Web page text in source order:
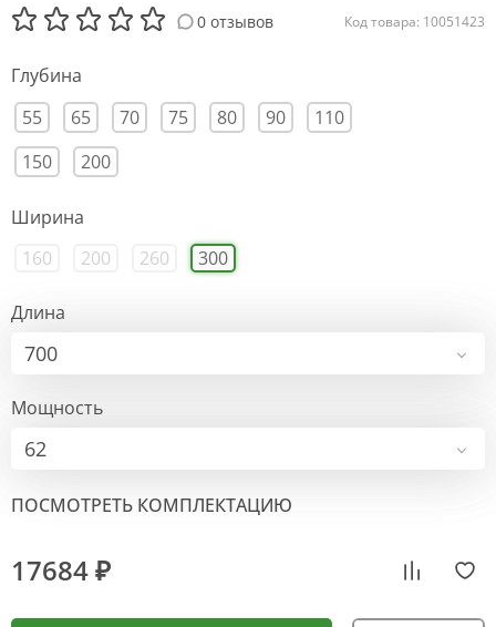
0 отзывов Код товара: 10051423
Глубина
55
65 70 75 80 90
110
150
200
Ширина
160
200 260 300
Длина
700
Мощность
62
ПОСМОТРЕТЬ КОМПЛЕКТАЦИЮ
17684 ₽